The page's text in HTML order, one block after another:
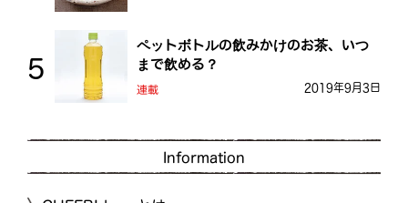
ペットボトルの飲みかけのお茶、いつ
まで飲める？
連載 2019年9月3日
Information